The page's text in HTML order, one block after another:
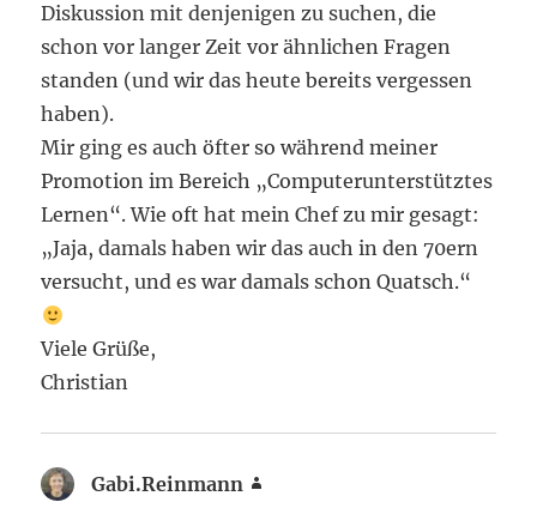
Diskussion mit denjenigen zu suchen, die
schon vor langer Zeit vor ähnlichen Fragen
standen (und wir das heute bereits vergessen
haben).
Mir ging es auch öfter so während meiner
Promotion im Bereich „Computerunterstütztes
Lernen“. Wie oft hat mein Chef zu mir gesagt:
„Jaja, damals haben wir das auch in den 70ern
versucht, und es war damals schon Quatsch.“
Viele Grüße,
Christian
Gabi.Reinmann